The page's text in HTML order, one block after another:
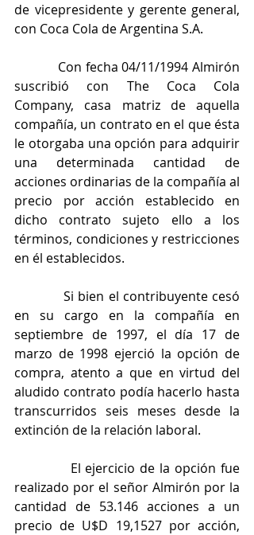
de vicepresidente y gerente general,
con Coca Cola de Argentina S.A.
suscribió con The Coca Cola
Company, casa matriz de aquella
compañía, un contrato en el que ésta
le otorgaba una opción para adquirir
una determinada cantidad de
acciones ordinarias de la compañía al
precio por acción establecido en
dicho contrato sujeto ello a los
términos, condiciones y restricciones
en él establecidos.
            Si bien el contribuyente cesó
en su cargo en la compañía en
septiembre de 1997, el día 17 de
marzo de 1998 ejerció la opción de
compra, atento a que en virtud del
aludido contrato podía hacerlo hasta
transcurridos seis meses desde la
extinción de la relación laboral.
realizado por el señor Almirón por la
cantidad de 53.146 acciones a un
precio de U$D 19,1527 por acción,